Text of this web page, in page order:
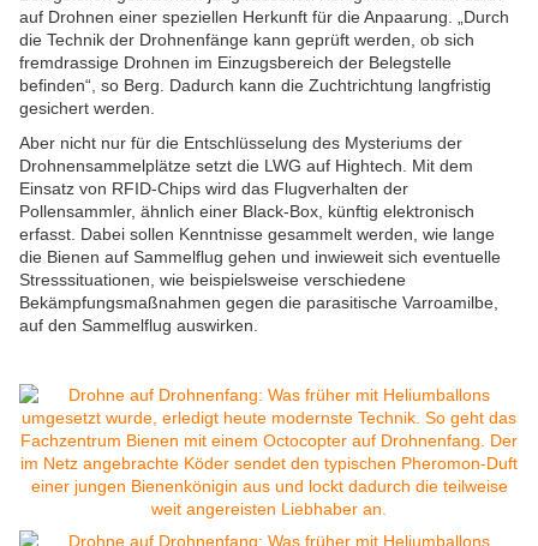
auf Drohnen einer speziellen Herkunft für die Anpaarung. „Durch
die Technik der Drohnenfänge kann geprüft werden, ob sich
fremdrassige Drohnen im Einzugsbereich der Belegstelle
befinden“, so Berg. Dadurch kann die Zuchtrichtung langfristig
gesichert werden.
Aber nicht nur für die Entschlüsselung des Mysteriums der
Drohnensammelplätze setzt die LWG auf Hightech. Mit dem
Einsatz von RFID-Chips wird das Flugverhalten der
Pollensammler, ähnlich einer Black-Box, künftig elektronisch
erfasst. Dabei sollen Kenntnisse gesammelt werden, wie lange
die Bienen auf Sammelflug gehen und inwieweit sich eventuelle
Stresssituationen, wie beispielsweise verschiedene
Bekämpfungsmaßnahmen gegen die parasitische Varroamilbe,
auf den Sammelflug auswirken.